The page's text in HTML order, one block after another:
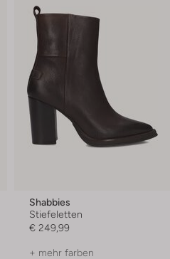
Shabbies
Stiefeletten
€ 249,99
+ mehr farben